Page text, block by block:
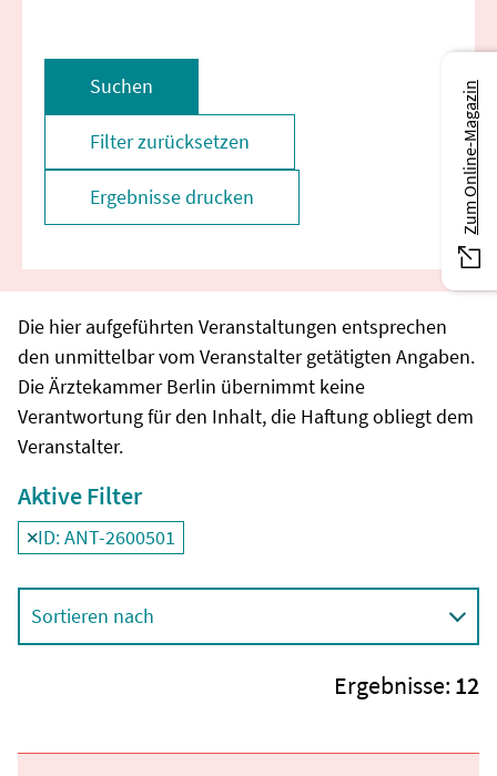
Suchen
Filter zurücksetzen
Ergebnisse drucken
Die hier aufgeführten Veranstaltungen entsprechen
den unmittelbar vom Veranstalter getätigten Angaben.
Die Ärztekammer Berlin übernimmt keine
Verantwortung für den Inhalt, die Haftung obliegt dem
Veranstalter.
Aktive Filter
Filter
ID: ANT-2600501
deaktivieren und Suchergebnisse neu laden
Sortieren nach
Ergebnisse: 12
Zum Online-Magazin